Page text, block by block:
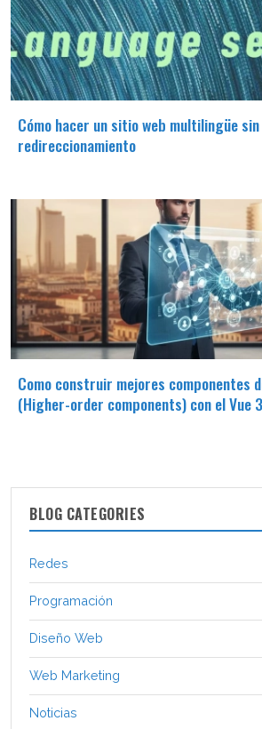
Cómo hacer un sitio web multilingüe sin
redireccionamiento
Como construir mejores componentes
(Higher-order components) con el Vue 3
BLOG CATEGORIES
Redes
Programación
Diseño Web
Web Marketing
Noticias